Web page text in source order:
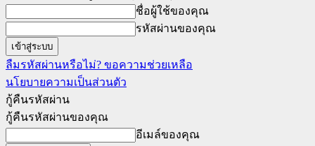
ชื่อผู้ใช้ของคุณ
รหัสผ่านของคุณ
ลืมรหัสผ่านหรือไม่? ขอความช่วยเหลือ
นโยบายความเป็นส่วนตัว
กู้คืนรหัสผ่าน
กู้คืนรหัสผ่านของคุณ
อีเมล์ของคุณ